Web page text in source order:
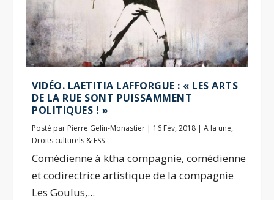
VIDÉO. LAETITIA LAFFORGUE : « LES ARTS
DE LA RUE SONT PUISSAMMENT
POLITIQUES ! »
Posté par Pierre Gelin-Monastier | 16 Fév, 2018 |A la une,
Droits culturels & ESS
Comédienne à ktha compagnie, comédienne
et codirectrice artistique de la compagnie
Les Goulus,...